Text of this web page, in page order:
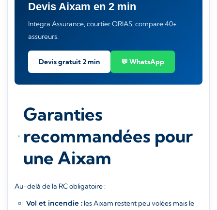
Devis Aixam en 2 min
Integra Assurance, courtier ORIAS, compare 40+
assureurs.
Devis gratuit 2 min 💬 WhatsApp
Garanties
recommandées pour
une Aixam
Au-delà de la RC obligatoire :
Vol et incendie : les Aixam restent peu volées mais le